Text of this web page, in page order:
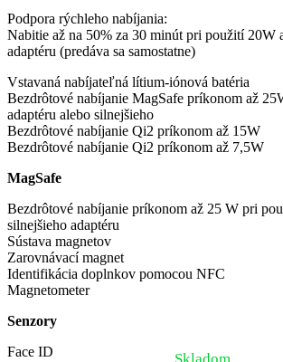
Podpora rýchleho nabíjania:
Nabitie až na 50% za 30 minút pri použití 20W
adaptéru (predáva sa samostatne)
Vstavaná nabíjateľná lítium-iónová batéria
Bezdrôtové nabíjanie MagSafe príkonom až
adaptéru alebo silnejšieho
Bezdrôtové nabíjanie Qi2 príkonom až 15W
Bezdrôtové nabíjanie Qi2 príkonom až 7,5W
MagSafe
Bezdrôtové nabíjanie príkonom až 25 W pri
silnejšieho adaptéru
Sústava magnetov
Zarovnávací magnet
Identifikácia doplnkov pomocou NFC
Magnetometer
Senzory
Face ID